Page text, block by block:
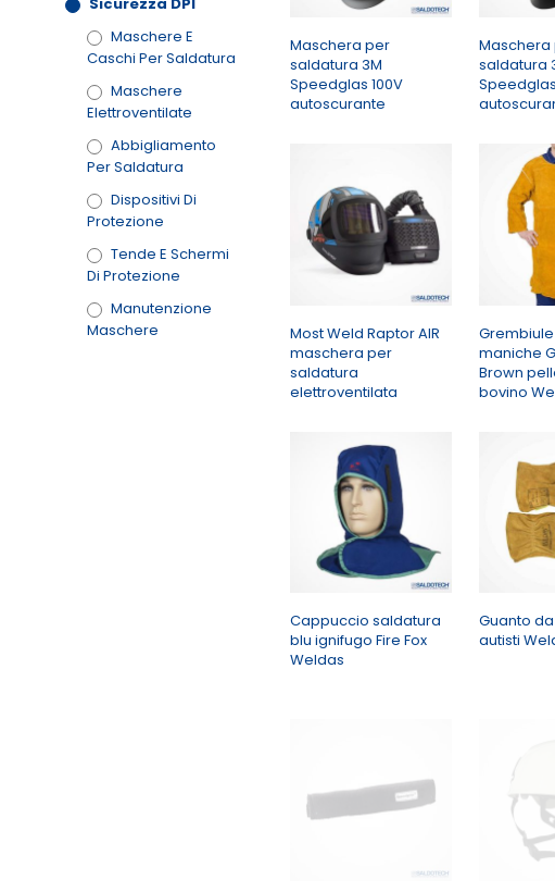
Maschere E
Caschi Per Saldatura
Maschere
Elettroventilate
Abbigliamento
Per Saldatura
Dispositivi Di
Protezione
Tende E Schermi
Di Protezione
Manutenzione
Maschere
Maschera per
saldatura 3M
Speedglas 100V
autoscurante
Maschera
saldatura
Most Weld Raptor AIR
maschera per
saldatura
elettroventilata
maniche
Brown
bovino
Cappuccio saldatura
blu ignifugo Fire Fox
Weldas
Guanto
autisti